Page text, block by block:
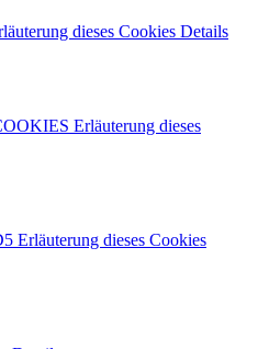
dieses Cookies Details
Erläuterung dieses
Erläuterung dieses Cookies